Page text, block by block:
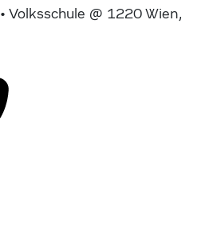
• Volksschule @ 1220 Wien,